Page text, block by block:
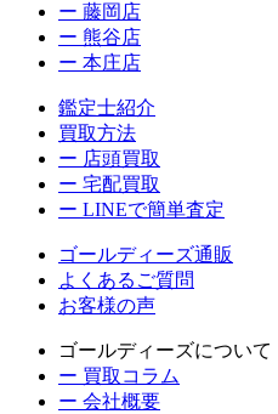
ー 藤岡店
ー 熊谷店
ー 本庄店
鑑定士紹介
買取方法
ー 店頭買取
ー 宅配買取
ー LINEで簡単査定
ゴールディーズ通販
よくあるご質問
お客様の声
ゴールディーズについて
ー 買取コラム
ー 会社概要